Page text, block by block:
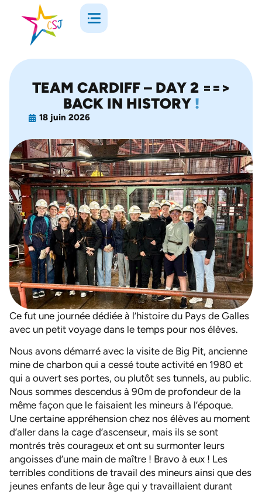
TEAM CARDIFF – DAY 2 ==>
BACK IN HISTORY !
18 juin 2026
Ce fut une journée dédiée à l’histoire du Pays de Galles
avec un petit voyage dans le temps pour nos élèves.
Nous avons démarré avec la visite de Big Pit, ancienne
mine de charbon qui a cessé toute activité en 1980 et
qui a ouvert ses portes, ou plutôt ses tunnels, au public.
Nous sommes descendus à 90m de profondeur de la
même façon que le faisaient les mineurs à l’époque.
Une certaine appréhension chez nos élèves au moment
d’aller dans la cage d’ascenseur, mais ils se sont
montrés très courageux et ont su surmonter leurs
angoisses d’une main de maître ! Bravo à eux ! Les
terribles conditions de travail des mineurs ainsi que des
jeunes enfants de leur âge qui y travaillaient durant